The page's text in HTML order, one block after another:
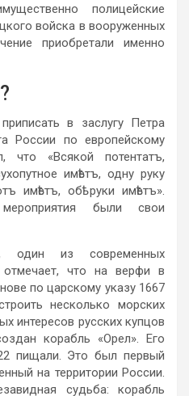
полицейские
войска в вооруженных
приобретали именно
в заслугу Петра
России по европейскому
что «Всякой потентатъ,
имѣетъ, одну руку
имѣетъ, обѣ руки имѣетъ».
были свои
один из современных
что на верфи в
по царскому указу 1667
несколько морских
интересов русских купцов
корабль «Орел». Его
пищали. Это был первый
на территории России.
судьба: корабль